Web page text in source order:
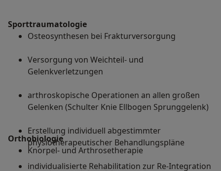
Sporttraumatologie
Osteosynthesen bei Frakturversorgung
Versorgung von Weichteil- und
Gelenkverletzungen
arthroskopische Operationen an allen großen
Gelenken (Schulter Knie Ellbogen Sprunggelenk)
Erstellung individuell abgestimmter
physiotherapeutischer Behandlungspläne
individualisierte Rehabilitation zur Re-Integration
Orthobiologie
Knorpel- und Arthrosetherapie